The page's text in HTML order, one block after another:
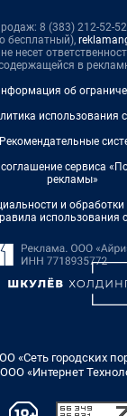
8 (383) 212-52-
бесплатный),
несет
в
об
использования
Рекомендательные
сервиса
рекламы»
и
использования
«Сеть городских
«Интернет